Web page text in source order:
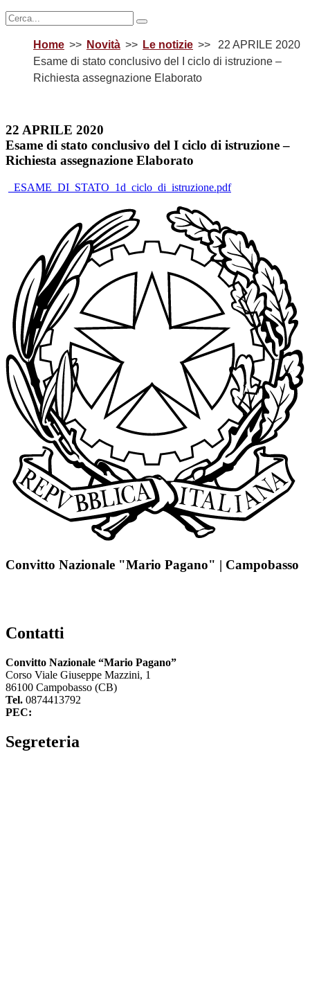
Home Novità Le notizie
22 APRILE 2020
Esame di stato conclusivo del I ciclo di istruzione –
Richiesta assegnazione Elaborato
22 APRILE 2020
Esame di stato conclusivo del I ciclo di istruzione –
Richiesta assegnazione Elaborato
_ESAME_DI_STATO_1d_ciclo_di_istruzione.pdf
Convitto Nazionale "Mario Pagano" | Campobasso
Contatti
Convitto Nazionale “Mario Pagano”
Corso Viale Giuseppe Mazzini, 1
86100 Campobasso (CB)
Tel. 0874413792
PEC:
Segreteria